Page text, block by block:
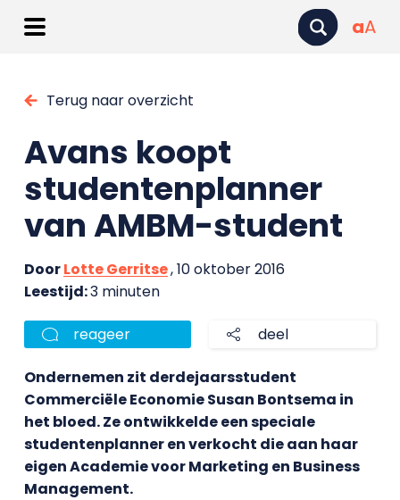
aA
Terug naar overzicht
Avans koopt
studentenplanner
van AMBM-student
DoorLotte Gerritse, 10 oktober 2016
Leestijd:3 minuten
reageer deel
Ondernemen zit derdejaarsstudent
Commerciële Economie Susan Bontsema in
het bloed. Ze ontwikkelde een speciale
studentenplanner en verkocht die aan haar
eigen Academie voor Marketing en Business
Management.